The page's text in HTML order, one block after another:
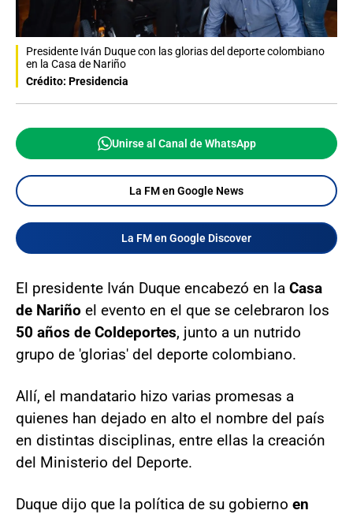
Presidente Iván Duque con las glorias del deporte colombiano
en la Casa de Nariño
Crédito: Presidencia
Unirse al Canal de WhatsApp
La FM en Google News
La FM en Google Discover
El presidente Iván Duque encabezó en la Casa
de Nariño el evento en el que se celebraron los
50 años de Coldeportes, junto a un nutrido
grupo de 'glorias' del deporte colombiano.
Allí, el mandatario hizo varias promesas a
quienes han dejado en alto el nombre del país
en distintas disciplinas, entre ellas la creación
del Ministerio del Deporte.
Duque dijo que la política de su gobierno en